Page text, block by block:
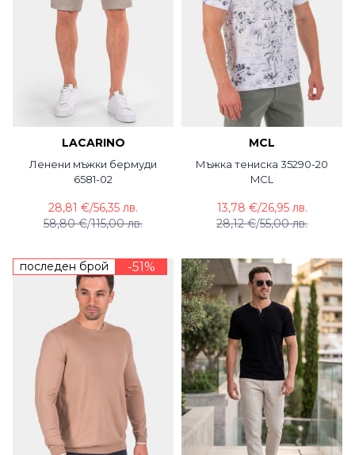
LACARINO
Ленени мъжки бермуди
6581-02
58,80 €/115,00 лв.
28,81 €/56,35 лв.
MCL
Мъжка тениска 35290-20
MCL
28,12 €/55,00 лв.
13,78 €/26,95 лв.
последен брой -51%